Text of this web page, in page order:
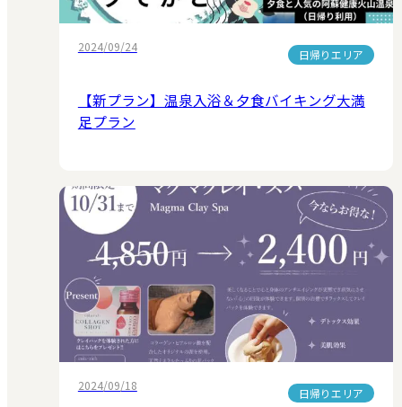
2024/09/24
日帰りエリア
【新プラン】温泉入浴＆夕食バイキング大満
足プラン
2024/09/18
日帰りエリア